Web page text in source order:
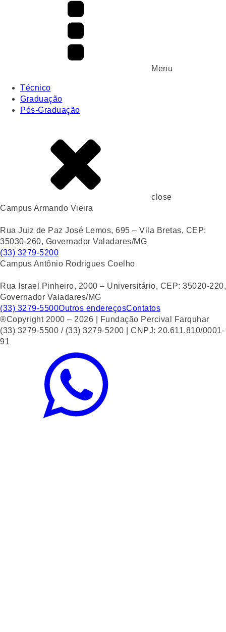
Menu
Técnico
Graduação
Pós-Graduação
close
Campus Armando Vieira
Rua Juiz de Paz José Lemos, 695 – Vila Bretas, CEP:
35030-260, Governador Valadares/MG
(33) 3279-5200
Campus Antônio Rodrigues Coelho
Rua Israel Pinheiro, 2000 – Universitário, CEP: 35020-220,
Governador Valadares/MG
(33) 3279-5500Outros endereçosContatos
®Copyright 2000 – 2026 | Fundação Percival Farquhar
(33) 3279-5500 / (33) 3279-5200 | CNPJ: 20.611.810/0001-
91